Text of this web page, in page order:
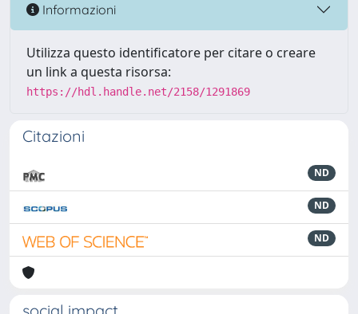
Informazioni
Utilizza questo identificatore per citare o creare
un link a questa risorsa:
https://hdl.handle.net/2158/1291869
Citazioni
ND
ND
ND